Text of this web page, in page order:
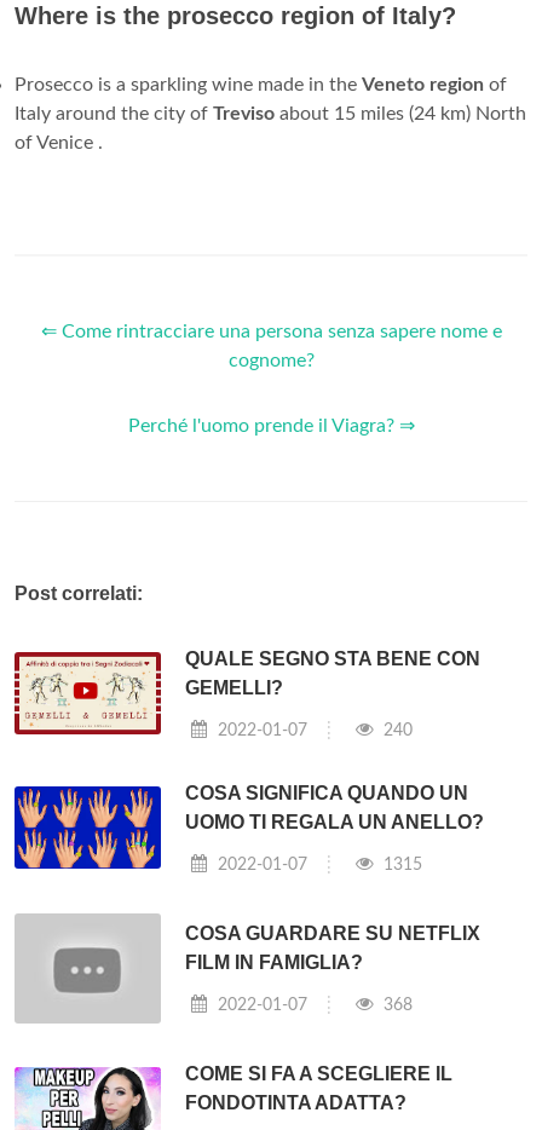
Where is the prosecco region of Italy?
Prosecco is a sparkling wine made in the Veneto region of
Italy around the city of Treviso about 15 miles (24 km) North
of Venice .
⇐ Come rintracciare una persona senza sapere nome e
cognome?
Perché l'uomo prende il Viagra? ⇒
Post correlati:
QUALE SEGNO STA BENE CON
GEMELLI?
2022-01-07 240
COSA SIGNIFICA QUANDO UN
UOMO TI REGALA UN ANELLO?
2022-01-07 1315
COSA GUARDARE SU NETFLIX
FILM IN FAMIGLIA?
2022-01-07 368
COME SI FA A SCEGLIERE IL
FONDOTINTA ADATTA?